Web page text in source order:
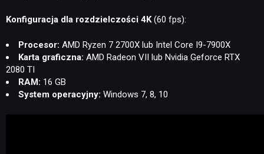
Konfiguracja dla rozdzielczości 4K(60 fps):
Procesor: AMD Ryzen 7 2700X lub Intel Core I9-7900X
Karta graficzna: AMD Radeon VII lub Nvidia Geforce RTX
2080 TI
RAM: 16 GB
System operacyjny: Windows 7, 8, 10